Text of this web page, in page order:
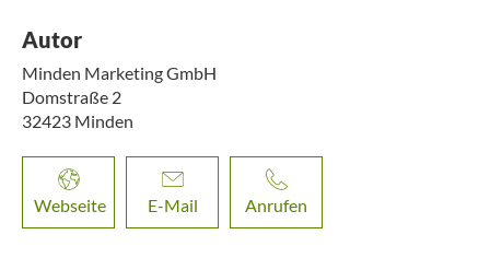
Autor
Minden Marketing GmbH
Domstraße 2
32423 Minden
Webseite E-Mail Anrufen